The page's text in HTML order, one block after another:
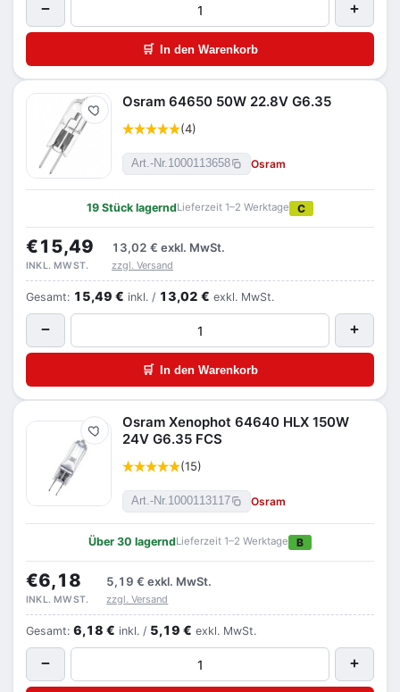
− +
🛒 In den Warenkorb
Merken
Osram 64650 50W 22.8V G6.35
(4)
Art.-Nr.1000113658 Osram
19 Stück lagerndLieferzeit 1–2 Werktage C
€15,49 13,02 € exkl. MwSt.
INKL. MWST. zzgl. Versand
Gesamt: 15,49 € inkl. / 13,02 € exkl. MwSt.
− +
🛒 In den Warenkorb
Merken
Osram Xenophot 64640 HLX 150W
24V G6.35 FCS
(15)
Art.-Nr.1000113117 Osram
Über 30 lagerndLieferzeit 1–2 Werktage B
€6,18 5,19 € exkl. MwSt.
INKL. MWST. zzgl. Versand
Gesamt: 6,18 € inkl. / 5,19 € exkl. MwSt.
− +